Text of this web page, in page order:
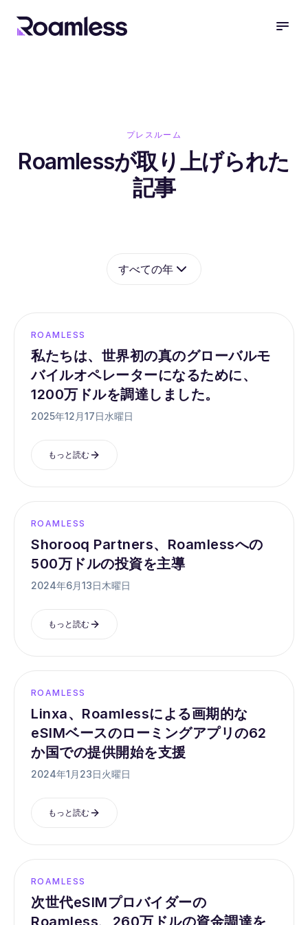
プレスルーム
Roamlessが取り上げられた
記事
すべての年
ROAMLESS
私たちは、世界初の真のグローバルモ
バイルオペレーターになるために、
1200万ドルを調達しました。
2025年12月17日水曜日
もっと読む
ROAMLESS
Shorooq Partners、Roamlessへの
500万ドルの投資を主導
2024年6月13日木曜日
もっと読む
ROAMLESS
Linxa、Roamlessによる画期的な
eSIMベースのローミングアプリの62
か国での提供開始を支援
2024年1月23日火曜日
もっと読む
ROAMLESS
次世代eSIMプロバイダーの
Roamless、260万ドルの資金調達を